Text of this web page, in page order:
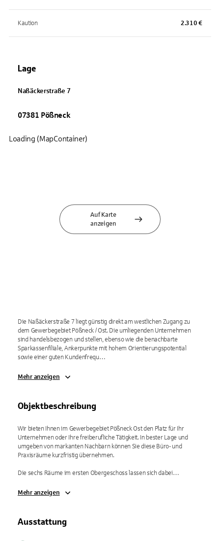
Kaution 2.310 €
Lage
Naßäckerstraße 7
07381 Pößneck
Auf Karte
anzeigen
Loading (MapContainer)
Die Naßäckerstraße 7 liegt günstig direkt am westlichen Zugang zu
dem Gewerbegebiet Pößneck / Ost. Die umliegenden Unternehmen
sind handelsbezogen und stellen, ebenso wie die benachbarte
Sparkassenfiliale, Ankerpunkte mit hohem Orientierungspotential
sowie einer guten Kundenfrequ…
Mehr anzeigen
Objektbeschreibung
Wir bieten Ihnen im Gewerbegebiet Pößneck Ost den Platz für Ihr
Unternehmen oder Ihre freiberufliche Tätigkeit. In bester Lage und
umgeben von markanten Nachbarn können Sie diese Büro- und
Praxisräume kurzfristig übernehmen.
Die sechs Räume im ersten Obergeschoss lassen sich dabei…
Mehr anzeigen
Ausstattung